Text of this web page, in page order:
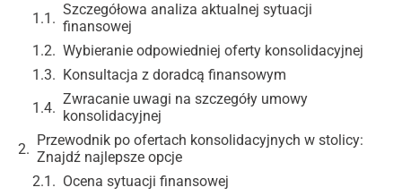
Szczegółowa analiza aktualnej sytuacji
finansowej
Wybieranie odpowiedniej oferty konsolidacyjnej
Konsultacja z doradcą finansowym
Zwracanie uwagi na szczegóły umowy
konsolidacyjnej
Przewodnik po ofertach konsolidacyjnych w stolicy:
Znajdź najlepsze opcje
Ocena sytuacji finansowej